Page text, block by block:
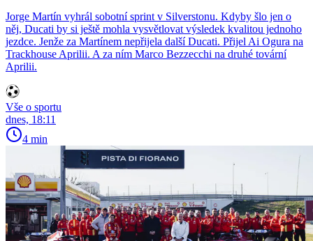
Jorge Martín vyhrál sobotní sprint v Silverstonu. Kdyby šlo jen o
něj, Ducati by si ještě mohla vysvětlovat výsledek kvalitou jednoho
jezdce. Jenže za Martínem nepřijela další Ducati. Přijel Ai Ogura na
Trackhouse Aprilii. A za ním Marco Bezzecchi na druhé tovární
Aprilii.
Vše o sportu
dnes, 18:11
4 min